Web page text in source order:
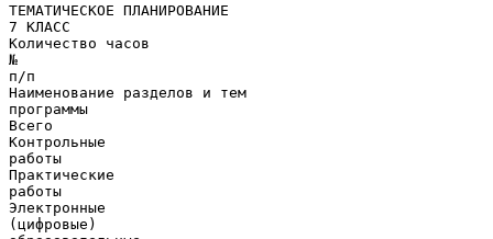
ТЕМАТИЧЕСКОЕ ПЛАНИРОВАНИЕ
7 КЛАСС
Количество часов
№
п/п
Наименование разделов и тем
программы
Всего
Контрольные
работы
Практические
работы
Электронные
(цифровые)